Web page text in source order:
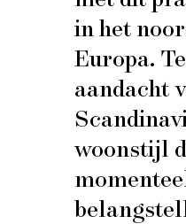
in het
Europa.
aandacht
woonstijl